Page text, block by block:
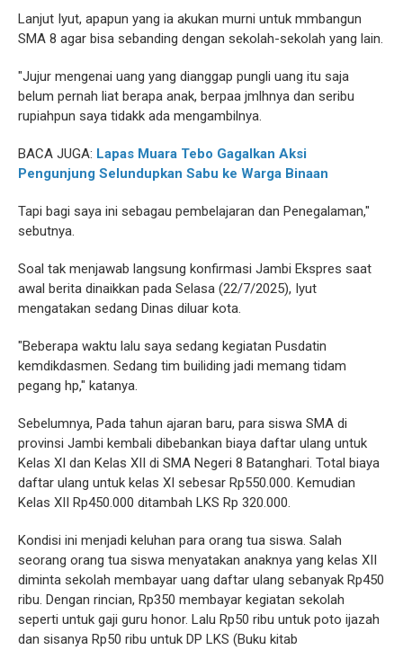
Lanjut Iyut, apapun yang ia akukan murni untuk mmbangun
SMA 8 agar bisa sebanding dengan sekolah-sekolah yang lain.
"Jujur mengenai uang yang dianggap pungli uang itu saja
belum pernah liat berapa anak, berpaa jmlhnya dan seribu
rupiahpun saya tidakk ada mengambilnya.
BACA JUGA: Lapas Muara Tebo Gagalkan Aksi
Pengunjung Selundupkan Sabu ke Warga Binaan
Tapi bagi saya ini sebagau pembelajaran dan Penegalaman,"
sebutnya.
Soal tak menjawab langsung konfirmasi Jambi Ekspres saat
awal berita dinaikkan pada Selasa (22/7/2025), Iyut
mengatakan sedang Dinas diluar kota.
"Beberapa waktu lalu saya sedang kegiatan Pusdatin
kemdikdasmen. Sedang tim builiding jadi memang tidam
pegang hp," katanya.
Sebelumnya, Pada tahun ajaran baru, para siswa SMA di
provinsi Jambi kembali dibebankan biaya daftar ulang untuk
Kelas XI dan Kelas XII di SMA Negeri 8 Batanghari. Total biaya
daftar ulang untuk kelas XI sebesar Rp550.000. Kemudian
Kelas XII Rp450.000 ditambah LKS Rp 320.000.
Kondisi ini menjadi keluhan para orang tua siswa. Salah
seorang orang tua siswa menyatakan anaknya yang kelas XII
diminta sekolah membayar uang daftar ulang sebanyak Rp450
ribu. Dengan rincian, Rp350 membayar kegiatan sekolah
seperti untuk gaji guru honor. Lalu Rp50 ribu untuk poto ijazah
dan sisanya Rp50 ribu untuk DP LKS (Buku kitab